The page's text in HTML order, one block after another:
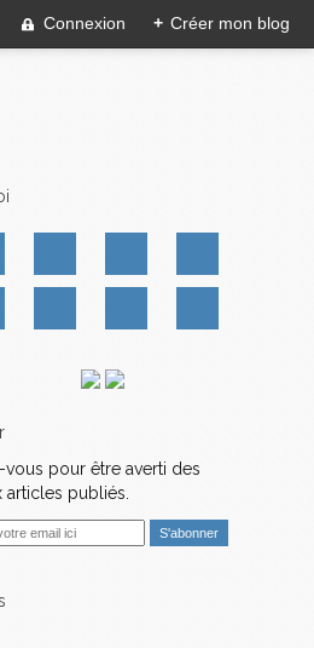
Connexion + Créer mon blog
pour être averti des
articles publiés.